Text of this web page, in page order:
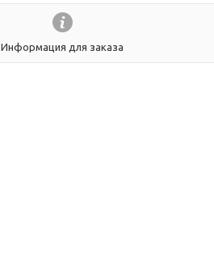
Информация для заказа